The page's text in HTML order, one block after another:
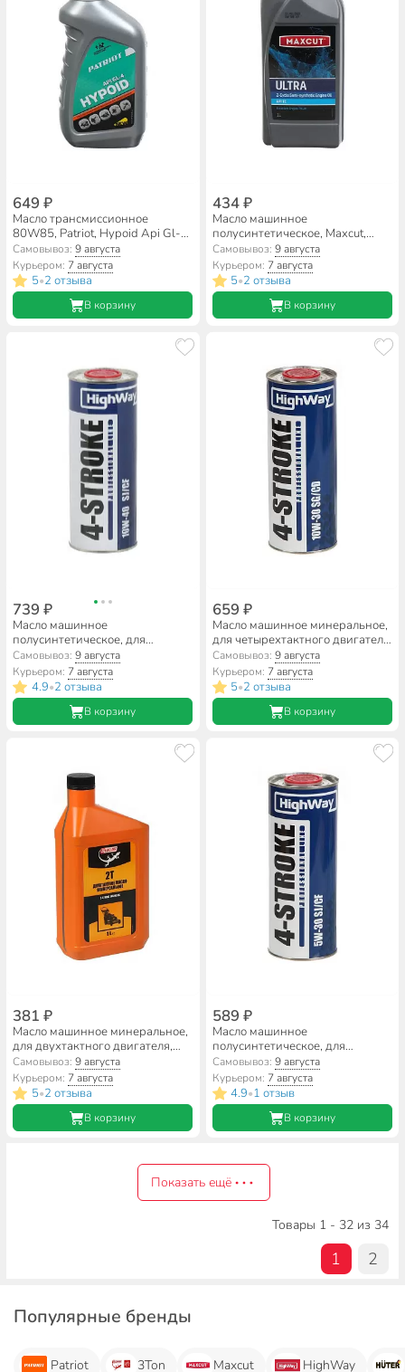
649 ₽
Масло трансмиссионное
80W85, Patriot, Hypoid Api Gl-4,
0.946 л, 850030727
Самовывоз:9 августа
Курьером: 7 августа
5•2 отзыва
В корзину
434 ₽
Масло машинное
полусинтетическое, Maxcut,
Ultra 2T Semi-Synthetic, 1 л,
850930715
Самовывоз: 9 августа
Курьером: 7 августа
5•2 отзыва
В корзину
739 ₽
Масло машинное
полусинтетическое, для
четырехтактного двигателя,
10W40, HighWay, SJ/CF, 1 л,
10017
Самовывоз:9 августа
Курьером: 7 августа
4.9•2 отзыва
В корзину
659 ₽
Масло машинное минеральное,
для четырехтактного двигателя,
10W30, HighWay, SG/CD, 1 л,
10022
Самовывоз: 9 августа
Курьером: 7 августа
5•2 отзыва
В корзину
381 ₽
Масло машинное минеральное,
для двухтактного двигателя,
3Ton, Супер ТМ-103, 1 л,
универсальный, 40294
Самовывоз:9 августа
Курьером: 7 августа
5•2 отзыва
В корзину
589 ₽
Масло машинное
полусинтетическое, для
четырехтактного двигателя,
5W30, HighWay, SJ/CF, 1 л,
10016
Самовывоз: 9 августа
Курьером: 7 августа
4.9•1 отзыв
В корзину
Показать ещё
Товары 1 - 32 из 34
1 2
Популярные бренды
Patriot 3Ton Maxcut HighWay